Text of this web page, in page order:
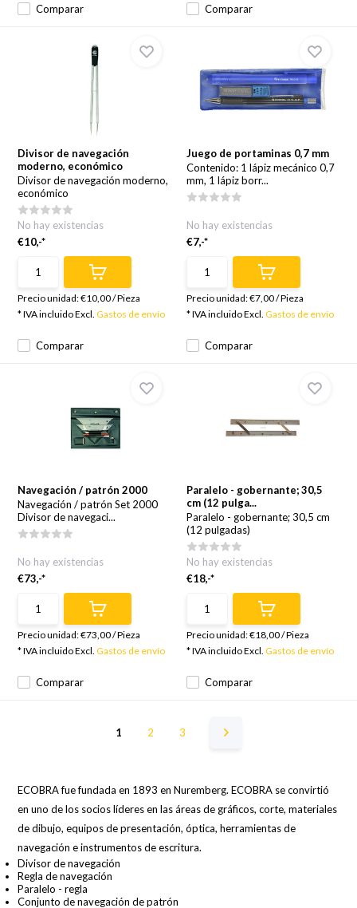
Comparar Comparar
Divisor de navegación
moderno, económico
Divisor de navegación moderno,
económico
Comparar
No hay existencias
€10,-*
Precio unidad:€10,00/Pieza
* IVA incluido Excl.Gastos de envío
Juego de portaminas 0,7 mm
Contenido: 1 lápiz mecánico 0,7
mm, 1 lápiz borr...
Comparar
No hay existencias
€7,-*
Precio unidad:€7,00/Pieza
* IVA incluido Excl. Gastos de envío
Navegación / patrón 2000
Navegación / patrón Set 2000
Divisor de navegaci...
Comparar
No hay existencias
€73,-*
Precio unidad:€73,00/Pieza
* IVA incluido Excl.Gastos de envío
Paralelo - gobernante; 30,5
cm (12 pulga...
Paralelo - gobernante; 30,5 cm
(12 pulgadas)
Comparar
No hay existencias
€18,-*
Precio unidad:€18,00/Pieza
* IVA incluido Excl. Gastos de envío
1 2 3
ECOBRA fue fundada en 1893 en Nuremberg. ECOBRA se convirtió
en uno de los socios líderes en las áreas de gráficos, corte, materiales
de dibujo, equipos de presentación, óptica, herramientas de
navegación e instrumentos de escritura.
Divisor de navegación
Regla de navegación
Paralelo - regla
Conjunto de navegación de patrón